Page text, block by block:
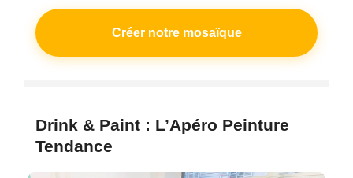
Créer notre mosaïque
Drink & Paint : L’Apéro Peinture
Tendance